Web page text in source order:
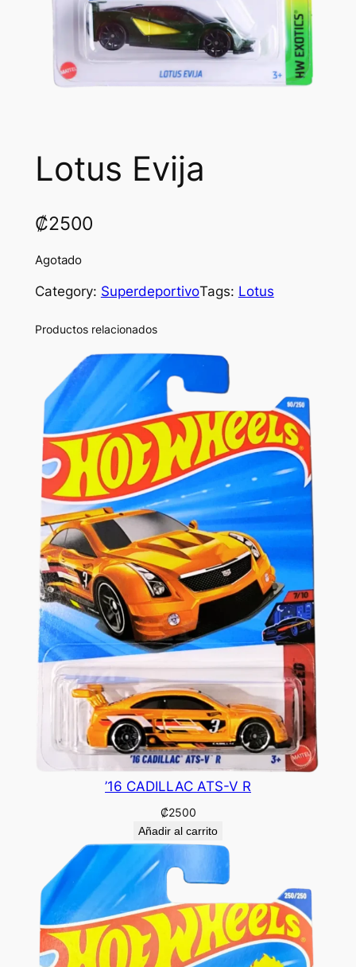
Lotus Evija
₡2500
Agotado
Category: SuperdeportivoTags: Lotus
Productos relacionados
’16 CADILLAC ATS-V R
₡2500
Añadir al carrito